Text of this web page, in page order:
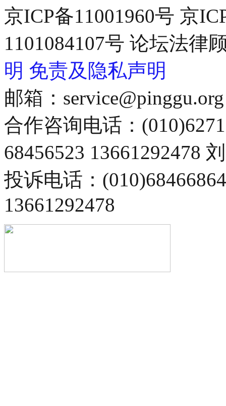
京ICP备11001960号 京
1101084107号 论坛法律
明 免责及隐私声明
邮箱：service@pinggu.org
合作咨询电话：
68456523 13661292478
投诉电话：
13661292478